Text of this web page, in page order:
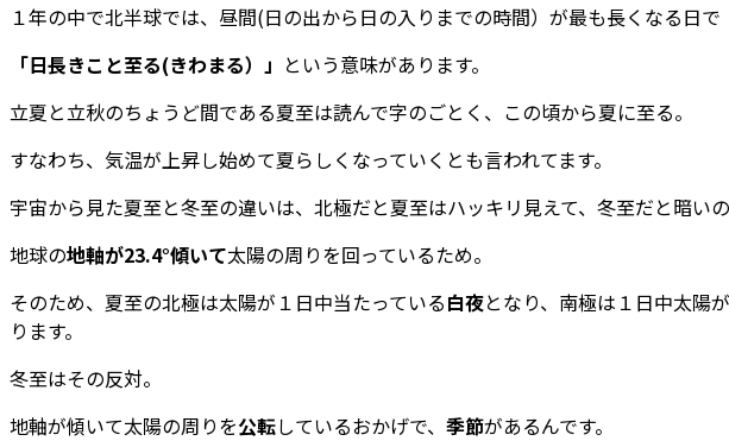
１年の中で北半球では、昼間(日の出から日の入りまでの時間）が最も長くなる日で
「日長きこと至る(きわまる）」 という意味があります。
立夏と立秋のちょうど間である夏至は読んで字のごとく、この頃から夏に至る。
すなわち、気温が上昇し始めて夏らしくなっていくとも言われてます。
宇宙から見た夏至と冬至の違いは、北極だと夏至はハッキリ見えて、冬至だと暗いの
地球の地軸が23.4°傾いて太陽の周りを回っているため。
そのため、夏至の北極は太陽が１日中当たっている白夜となり、南極は１日中太陽
ります。
冬至はその反対。
地軸が傾いて太陽の周りを公転しているおかげで、 季節があるんです。